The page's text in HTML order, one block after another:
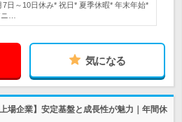
日～10日休み* 祝日* 夏季休暇* 年末年始*
…
気になる
場企業】安定基盤と成長性が魅力｜年間休